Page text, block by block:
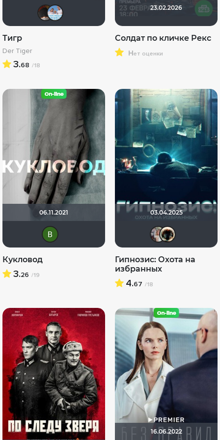
Андρей
Тигр
Der Tiger
3.68 /18
23.02.2026
Солдат по кличке Рекс
нет оценки
06.11.2021
Виктория Данилевская
Кукловод
3.26 /19
03.04.2025
Гипнозис: Охота на
избранных
4.67 /18
16.06.2022